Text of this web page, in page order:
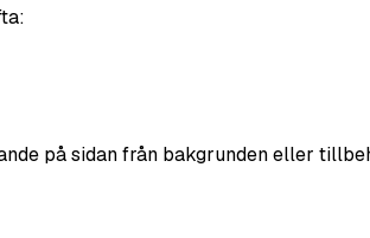
på sidan från bakgrunden eller